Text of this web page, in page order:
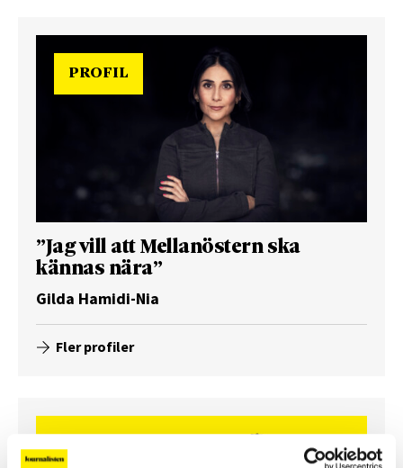
PROFIL
”Jag vill att Mellanöstern ska
kännas nära”
Gilda Hamidi-Nia
Fler profiler